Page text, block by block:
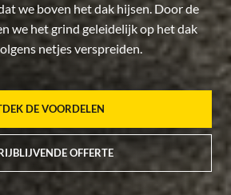
we boven het dak hijsen. Door de
we het grind geleidelijk op het dak
netjes verspreiden.
DE VOORDELEN
OFFERTE